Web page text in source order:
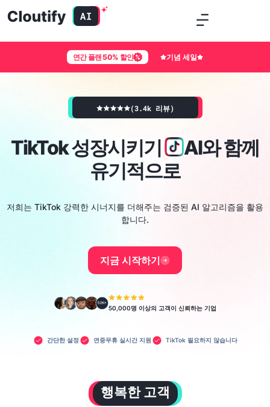
연간 플랜 50% 할인 기념 세일
(3.4k 리뷰)
TikTok 성장시키기
AI와 함께
유기적으로
저희는 TikTok 강력한 시너지를 더해주는 검증된 AI 알고리즘을 활용
합니다.
지금 시작하기
간단한 설정 연중무휴 실시간 지원 TikTok 필요하지 않습니다
50,000명 이상의 고객이 신뢰하는 기업
행복한 고객